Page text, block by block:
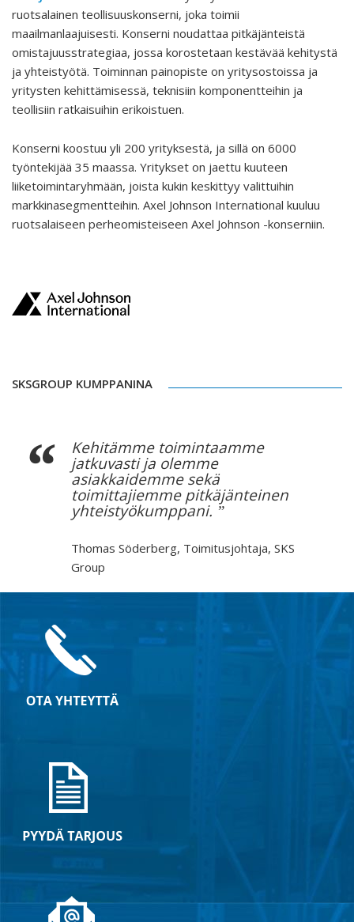
ruotsalainen teollisuuskonserni, joka toimii
maailmanlaajuisesti. Konserni noudattaa pitkäjänteistä
omistajuusstrategiaa, jossa korostetaan kestävää kehitystä
ja yhteistyötä. Toiminnan painopiste on yritysostoissa ja
yritysten kehittämisessä, teknisiin komponentteihin ja
teollisiin ratkaisuihin erikoistuen.
Konserni koostuu yli 200 yrityksestä, ja sillä on 6000
työntekijää 35 maassa. Yritykset on jaettu kuuteen
liiketoimintaryhmään, joista kukin keskittyy valittuihin
markkinasegmentteihin. Axel Johnson International kuuluu
ruotsalaiseen perheomisteiseen Axel Johnson -konserniin.
SKSGROUP KUMPPANINA
Kehitämme toimintaamme
jatkuvasti ja olemme
asiakkaidemme sekä
toimittajiemme pitkäjänteinen
yhteistyökumppani.
Thomas Söderberg, Toimitusjohtaja, SKS
Group